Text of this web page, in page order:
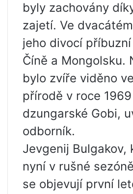
byly zachovány
zajetí. Ve
jeho divocí
Číně a Mongolsku.
bylo zvíře viděno
přírodě v roce
dzungarské Gobi,
odborník.
Jevgenij Bulgakov,
nyní v rušné
se objevují první